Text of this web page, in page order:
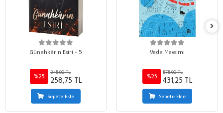
Günahkârın Esiri - 5
%25
345,00 TL
258,75 TL
Sepete Ekle
Veda Mevsimi
%25
575,00 TL
431,25 TL
Sepete Ekle